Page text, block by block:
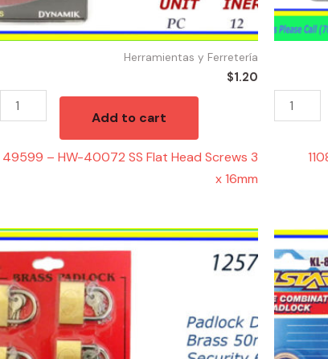
Herramientas y Ferretería
$1.20
16mm
quantity
Add to cart
49599 – HW-40072 SS Flat Head Screws 3
x 16mm
12525
CANDADO
DISPLAY(6)40-
50mm
quantity
12471
-
DE
quantity